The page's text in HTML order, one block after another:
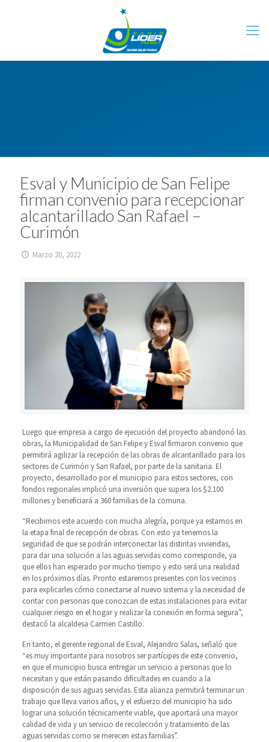
Esval y Municipio de San Felipe
firman convenio para recepcionar
alcantarillado San Rafael –
Curimón
Marzo 20, 2022
Luego que empresa a cargo de ejecución del proyecto abandonó las
obras, la Municipalidad de San Felipe y Esval firmaron convenio que
permitirá agilizar la recepción de las obras de alcantarillado para los
sectores de Curimón y San Rafael, por parte de la sanitaria. El
proyecto, desarrollado por el municipio para estos sectores, con
fondos regionales implicó una inversión que supera los $2.100
millones y beneficiará a 360 familias de la comuna.
“Recibimos este acuerdo con mucha alegría, porque ya estamos en
la etapa final de recepción de obras. Con esto ya tenemos la
seguridad de que se podrán interconectar las distintas viviendas,
para dar una solución a las aguas servidas como corresponde, ya
que ellos han esperado por mucho tiempo y esto será una realidad
en los próximos días. Pronto estaremos presentes con los vecinos
para explicarles cómo conectarse al nuevo sistema y la necesidad de
contar con personas que conozcan de estas instalaciones para evitar
cualquier riesgo en el hogar y realizar la conexión en forma segura”,
destacó la alcaldesa Carmen Castillo.
En tanto, el gerente regional de Esval, Alejandro Salas, señaló que
“es muy importante para nosotros ser partícipes de este convenio,
en que el municipio busca entregar un servicio a personas que lo
necesitan y que están pasando dificultades en cuando a la
disposición de sus aguas servidas. Esta alianza permitirá terminar un
trabajo que lleva varios años, y el esfuerzo del municipio ha sido
lograr una solución técnicamente viable, que aportará una mayor
calidad de vida y un servicio de recolección y tratamiento de las
aguas servidas como se merecen estas familias”.